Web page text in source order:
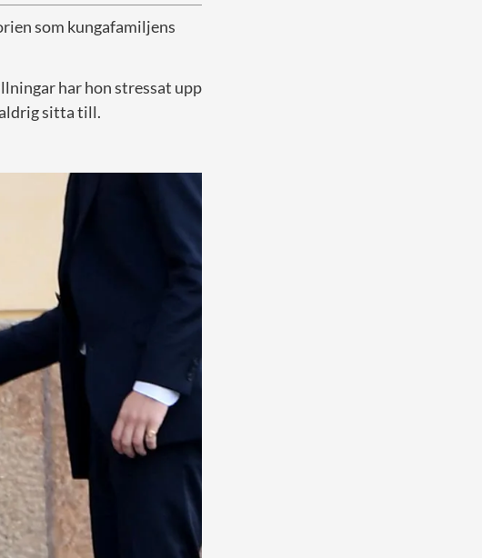
som kungafamiljens
har hon stressat upp
sitta till.